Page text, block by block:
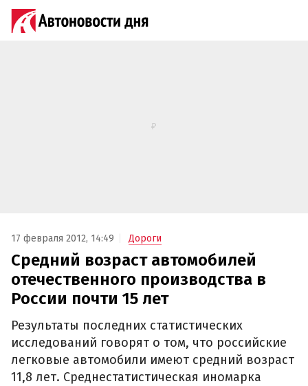
17 февраля 2012, 14:49 Дороги
Средний возраст автомобилей
отечественного производства в
России почти 15 лет
Результаты последних статистических
исследований говорят о том, что российские
легковые автомобили имеют средний возраст
11,8 лет. Среднестатистическая иномарка